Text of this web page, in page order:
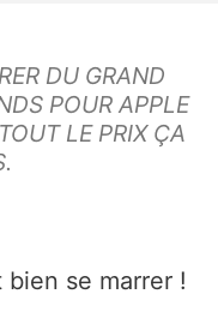
DU GRAND
POUR APPLE
LE PRIX ÇA
se marrer !